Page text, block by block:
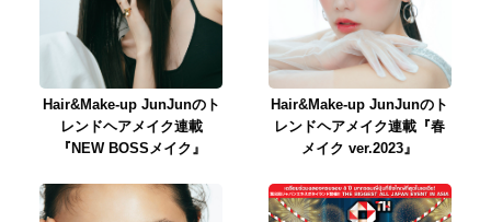
Hair&Make-up JunJunのト
レンドヘアメイク連載
『NEW BOSSメイク』
Hair&Make-up JunJunのト
レンドヘアメイク連載『春
メイク ver.2023』